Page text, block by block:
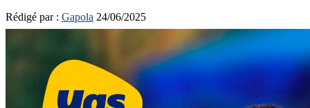
Rédigé par : Gapola 24/06/2025